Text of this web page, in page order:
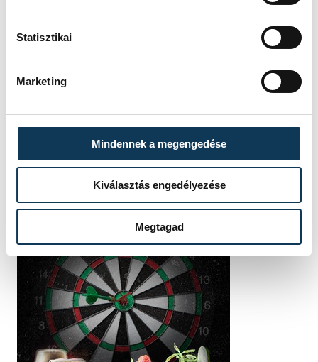
Statisztikai
Marketing
Mindennek a megengedése
Kiválasztás engedélyezése
Megtagad
RÉSZLETEK